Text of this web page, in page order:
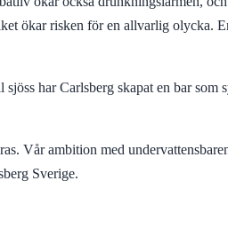
ökar risken för en allvarlig olycka.
har Carlsberg skapat en bar som
Vår ambition med
Sverige.